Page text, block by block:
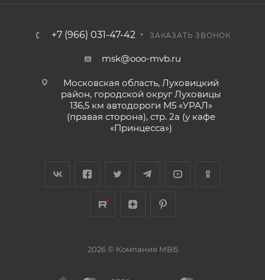
+7 (966) 031-47-42 ЗАКАЗАТЬ ЗВОНОК
msk@ooo-mvb.ru
Московская область, Луховицкий
район, городской округ Луховицы
136,5 км автодороги М5 «УРАЛ»
(правая сторона), стр. 2а (у кафе
«‎Принцесса»)
2026 © Компания МВБ